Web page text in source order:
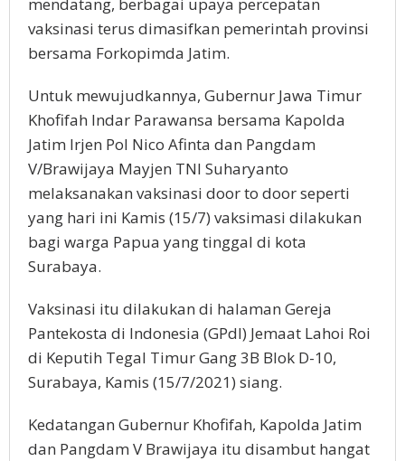
vaksinasi terus dimasifkan pemerintah provinsi
bersama Forkopimda Jatim.
Untuk mewujudkannya, Gubernur Jawa Timur
Khofifah Indar Parawansa bersama Kapolda
Jatim Irjen Pol Nico Afinta dan Pangdam
V/Brawijaya Mayjen TNI Suharyanto
melaksanakan vaksinasi door to door seperti
yang hari ini Kamis (15/7) vaksimasi dilakukan
bagi warga Papua yang tinggal di kota
Surabaya.
Vaksinasi itu dilakukan di halaman Gereja
Pantekosta di Indonesia (GPdI) Jemaat Lahoi Roi
di Keputih Tegal Timur Gang 3B Blok D-10,
Surabaya, Kamis (15/7/2021) siang.
Kedatangan Gubernur Khofifah, Kapolda Jatim
dan Pangdam V Brawijaya itu disambut hangat